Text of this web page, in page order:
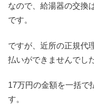
なので、給湯器の交換
です。
ですが、近所の正規代
払いができませんでした
17万円の金額を一括で
す。